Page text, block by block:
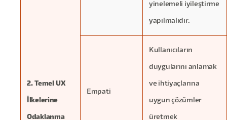
2. Temel UX
İlkelerine
Odaklanma
yinelemeli iyileştirme
yapılmalıdır.
Empati
Kullanıcıların
duygularını anlamak
ve ihtiyaçlarına
uygun çözümler
üretmek